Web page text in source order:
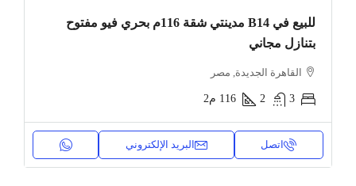
للبيع في B14 مدينتي شقة 116م بحري فيو مفتوح
بتنازل مجاني
القاهرة الجديدة, مصر
3
2
116 م2
اتصل البريد الإلكتروني